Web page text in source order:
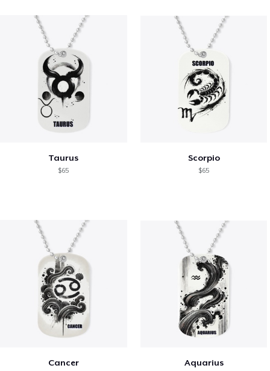
Taurus
$65
Scorpio
$65
Cancer Aquarius